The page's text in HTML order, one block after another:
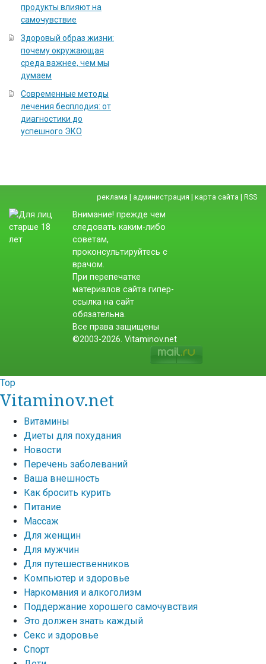
продукты влияют на
самочувствие
Здоровый образ жизни:
почему окружающая
среда важнее, чем мы
думаем
Современные методы
лечения бесплодия: от
диагностики до
успешного ЭКО
реклама | администрация | карта сайта | RSS
Внимание! прежде чем
следовать каким-либо
советам,
проконсультируйтесь с
врачом.
При перепечатке
материалов сайта гипер-
ссылка на сайт
обязательна.
Все права защищены
©2003-2026. Vitaminov.net
Top
Vitaminov.net
Витамины
Диеты для похудания
Новости
Перечень заболеваний
Ваша внешность
Как бросить курить
Питание
Массаж
Для женщин
Для мужчин
Для путешественников
Компьютер и здоровье
Наркомания и алкоголизм
Поддержание хорошего самочувствия
Это должен знать каждый
Секс и здоровье
Спорт